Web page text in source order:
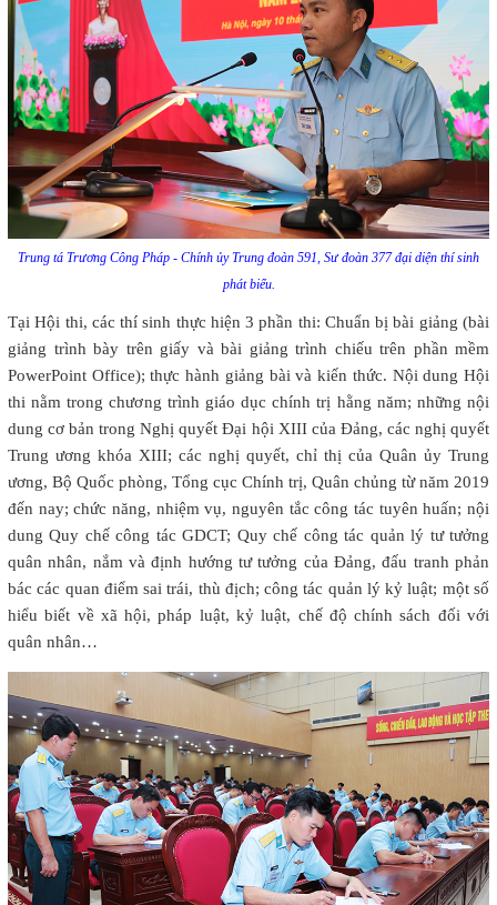
Trung tá Trương Công Pháp - Chính ủy Trung đoàn 591, Sư đoàn 377 đại diện thí sinh
phát biểu.
Tại Hội thi, các thí sinh thực hiện 3 phần thi: Chuẩn bị bài giảng (bài
giảng trình bày trên giấy và bài giảng trình chiếu trên phần mềm
PowerPoint Office); thực hành giảng bài và kiến thức. Nội dung Hội
thi nằm trong chương trình giáo dục chính trị hằng năm; những nội
dung cơ bản trong Nghị quyết Đại hội XIII của Đảng, các nghị quyết
Trung ương khóa XIII; các nghị quyết, chỉ thị của Quân ủy Trung
ương, Bộ Quốc phòng, Tổng cục Chính trị, Quân chủng từ năm 2019
đến nay; chức năng, nhiệm vụ, nguyên tắc công tác tuyên huấn; nội
dung Quy chế công tác GDCT; Quy chế công tác quản lý tư tưởng
quân nhân, nắm và định hướng tư tưởng của Đảng, đấu tranh phản
bác các quan điểm sai trái, thù địch; công tác quản lý kỷ luật; một số
hiểu biết về xã hội, pháp luật, kỷ luật, chế độ chính sách đối với
quân nhân…